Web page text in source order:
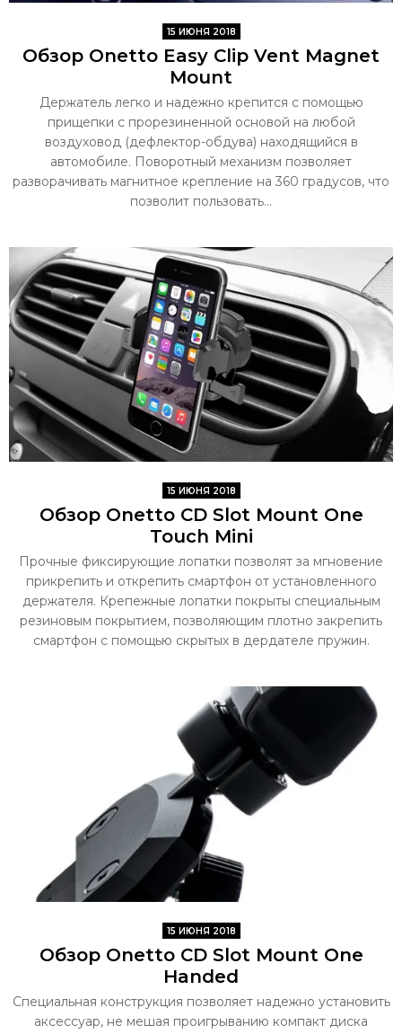
15 ИЮНЯ 2018
Обзор Onetto Easy Clip Vent Magnet
Mount
Держатель легко и надежно крепится с помощью
прищепки с прорезиненной основой на любой
воздуховод (дефлектор-обдува) находящийся в
автомобиле. Поворотный механизм позволяет
разворачивать магнитное крепление на 360 градусов, что
позволит пользовать...
15 ИЮНЯ 2018
Обзор Onetto CD Slot Mount One
Touch Mini
Прочные фиксирующие лопатки позволят за мгновение
прикрепить и открепить смартфон от установленного
держателя. Крепежные лопатки покрыты специальным
резиновым покрытием, позволяющим плотно закрепить
смартфон с помощью скрытых в дердателе пружин.
15 ИЮНЯ 2018
Обзор Onetto CD Slot Mount One
Handed
Специальная конструкция позволяет надежно установить
аксессуар, не мешая проигрыванию компакт диска